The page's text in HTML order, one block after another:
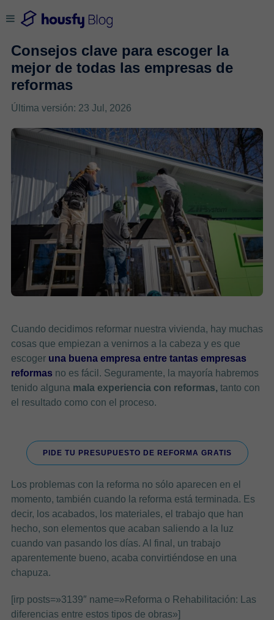
Consejos clave para escoger la
mejor de todas las empresas de
reformas
Última versión: 23 Jul, 2026
Cuando decidimos reformar nuestra vivienda, hay muchas
cosas que empiezan a venirnos a la cabeza y es que
escoger una buena empresa entre tantas empresas
reformas no es fácil. Seguramente, la mayoría habremos
tenido alguna mala experiencia con reformas,tanto con
el resultado como con el proceso.
PIDE TU PRESUPUESTO DE REFORMA GRATIS
Los problemas con la reforma no sólo aparecen en el
momento, también cuando la reforma está terminada. Es
decir, los acabados, los materiales, el trabajo que han
hecho, son elementos que acaban saliendo a la luz
cuando van pasando los días. Al final, un trabajo
aparentemente bueno, acaba convirtiéndose en una
chapuza.
[irp posts=»3139″ name=»Reforma o Rehabilitación: Las
diferencias entre estos tipos de obras»]